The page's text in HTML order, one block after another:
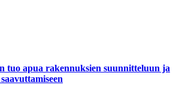
tuo apua rakennuksien suunnitteluun ja